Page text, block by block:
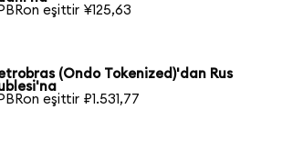
eşittir ¥125,63
(Ondo Tokenized)'dan Rus
eşittir ₽1.531,77